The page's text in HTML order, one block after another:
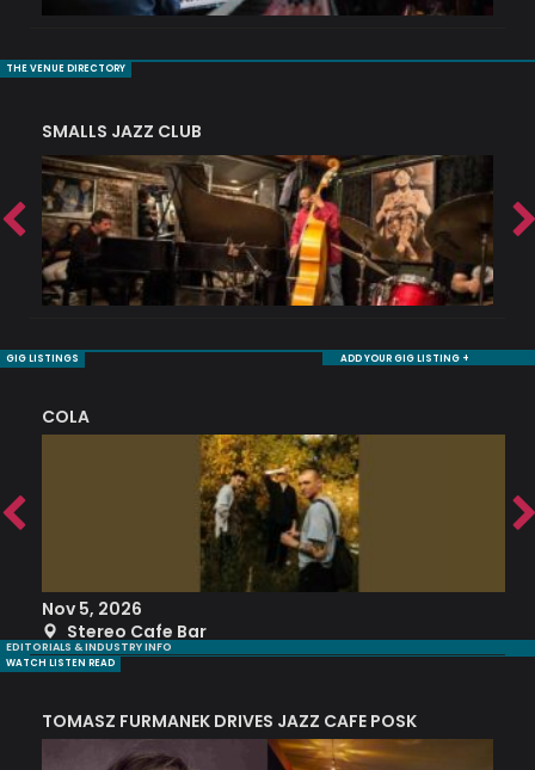
THE VENUE DIRECTORY
SMALLS JAZZ CLUB
GIG LISTINGS ADD YOUR GIG LISTING +
COLA
Nov 5, 2026
Stereo Cafe Bar
EDITORIALS & INDUSTRY INFO
WATCH LISTEN READ
TOMASZ FURMANEK DRIVES JAZZ CAFE POSK